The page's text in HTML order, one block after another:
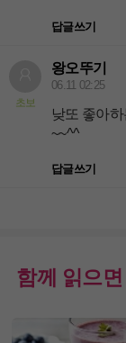
답글쓰기
초보
왕오뚜기
06.11 02:25
낮또 좋아
~~^^
답글쓰기
함께 읽으면